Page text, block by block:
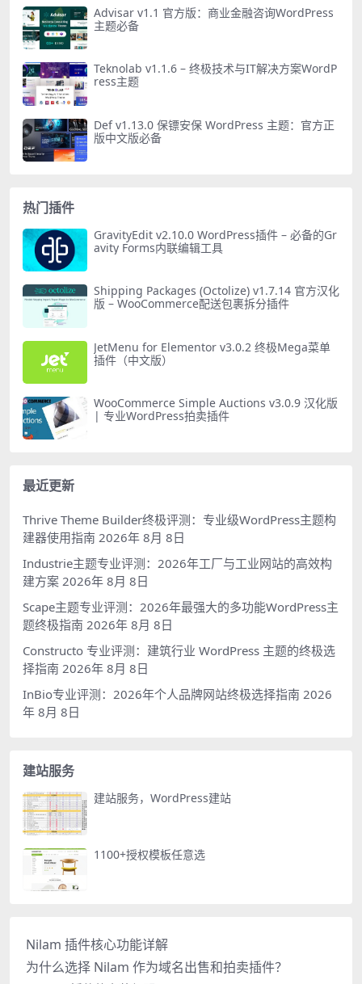
Advisar v1.1 官方版：商业金融咨询WordPress
主题必备
Teknolab v1.1.6 – 终极技术与IT解决方案WordP
ress主题
Def v1.13.0 保镖安保 WordPress 主题：官方正
版中文版必备
热门插件
GravityEdit v2.10.0 WordPress插件 – 必备的Gr
avity Forms内联编辑工具
Shipping Packages (Octolize) v1.7.14 官方汉化
版 – WooCommerce配送包裹拆分插件
JetMenu for Elementor v3.0.2 终极Mega菜单
插件（中文版）
WooCommerce Simple Auctions v3.0.9 汉化版
| 专业WordPress拍卖插件
最近更新
Thrive Theme Builder终极评测：专业级WordPress主题构
建器使用指南 2026年 8月 8日
Industrie主题专业评测：2026年工厂与工业网站的高效构
建方案 2026年 8月 8日
Scape主题专业评测：2026年最强大的多功能WordPress主
题终极指南 2026年 8月 8日
Constructo 专业评测：建筑行业 WordPress 主题的终极选
择指南 2026年 8月 8日
InBio专业评测：2026年个人品牌网站终极选择指南 2026
年 8月 8日
建站服务
建站服务，WordPress建站
1100+授权模板任意选
Nilam 插件核心功能详解
为什么选择 Nilam 作为域名出售和拍卖插件？